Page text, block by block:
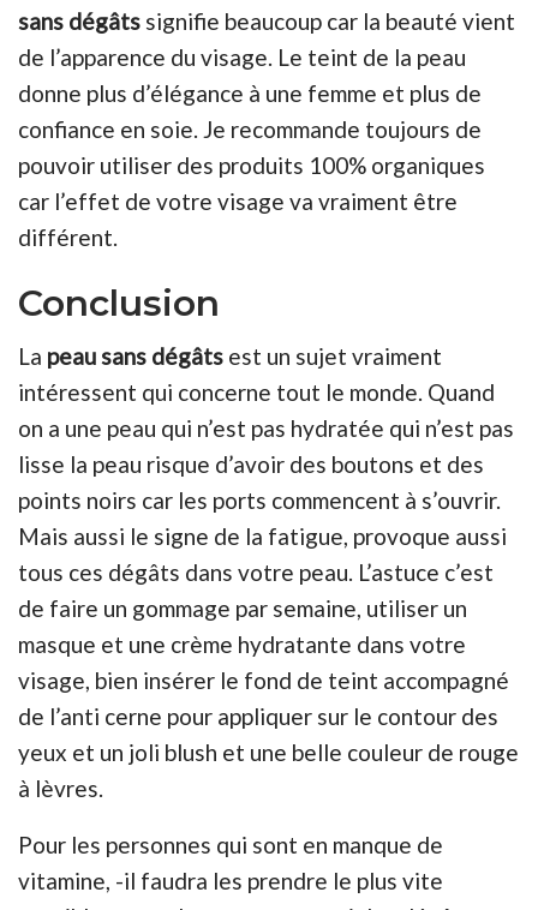
sans dégâts signifie beaucoup car la beauté vient
de l’apparence du visage. Le teint de la peau
donne plus d’élégance à une femme et plus de
confiance en soie. Je recommande toujours de
pouvoir utiliser des produits 100% organiques
car l’effet de votre visage va vraiment être
différent.
Conclusion
La peau sans dégâts est un sujet vraiment
intéressent qui concerne tout le monde. Quand
on a une peau qui n’est pas hydratée qui n’est pas
lisse la peau risque d’avoir des boutons et des
points noirs car les ports commencent à s’ouvrir.
Mais aussi le signe de la fatigue, provoque aussi
tous ces dégâts dans votre peau. L’astuce c’est
de faire un gommage par semaine, utiliser un
masque et une crème hydratante dans votre
visage, bien insérer le fond de teint accompagné
de l’anti cerne pour appliquer sur le contour des
yeux et un joli blush et une belle couleur de rouge
à lèvres.
Pour les personnes qui sont en manque de
vitamine, -il faudra les prendre le plus vite